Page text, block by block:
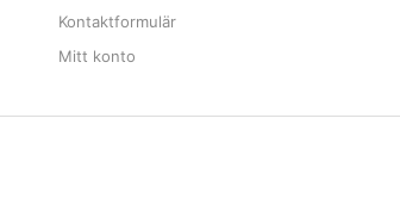
Kontaktformulär
Mitt konto